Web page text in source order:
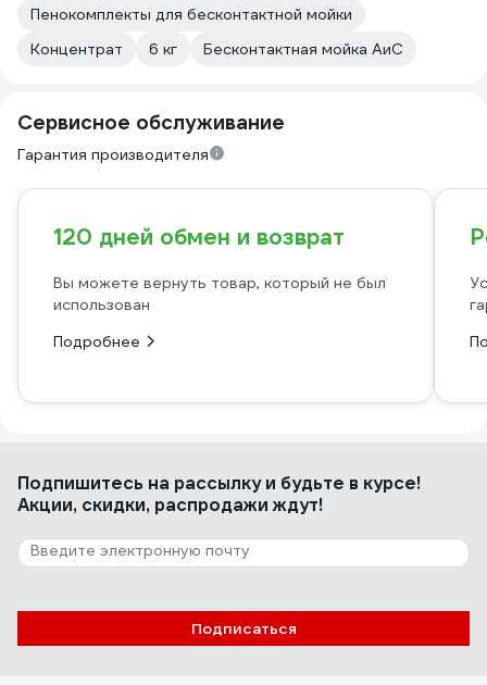
Пенокомплекты для бесконтактной мойки
Концентрат
6 кг Бесконтактная мойка АиС
Сервисное обслуживание
Гарантия производителя
120 дней обмен и возврат
Вы можете вернуть товар, который не был
использован
Подробнее
Подпишитесь на рассылкуи будьте в курсе!
Акции, скидки, распродажи ждут!
Подписаться